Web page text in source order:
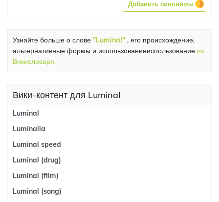
Добавить синонимы
Узнайте больше о слове "Luminal" , его происхождение,
альтернативные формы и использованиеиспользование из
Викисловаря.
Вики-контент для Luminal
Luminal
Luminalia
Luminal speed
Luminal (drug)
Luminal (film)
Luminal (song)